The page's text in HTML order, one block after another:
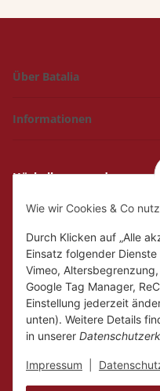
Wie wir Cookies & Co
Durch Klicken auf „Alle
Einsatz folgender
Vimeo,
Google Tag Manager,
Einstellung jederzeit
unten). Weitere Details
in unserer
Impressum
Über Batalia
Informationen
Hückelhoven und
Mo.
Di. - Fr.
10:00
10:00